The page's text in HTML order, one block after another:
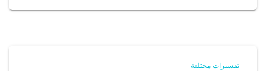
تفسيرات مختلفة